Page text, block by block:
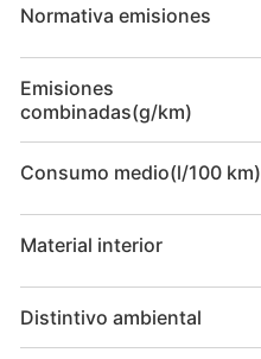
Normativa emisiones
Emisiones
combinadas(g/km)
Consumo medio(l/100 km)
Material interior
Distintivo ambiental